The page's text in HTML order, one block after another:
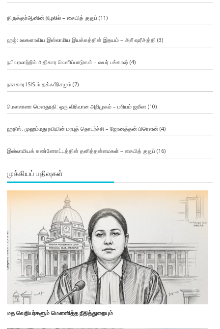
திருக்குர்ஆனின் நிழலில் – சையித் குதுப் (11)
ஹஜ்: உலகளாவிய இஸ்லாமிய இயக்கத்தின் இதயம் – அலீ ஷரீஅத்தி (3)
நபிவரலாற்றில் அதிகார வெளிப்பாடுகள் – ஸபர் பங்காஷ் (4)
நாசகார ISIS-ம் தக்ஃபீரிசமும்(7)
மௌலானா மௌதூதி: ஒரு விரிவான அறிமுகம் – மரியம் ஜமீலா (10)
ஹதீஸ்: முஹம்மது நபியின் மரபுத் தொடர்ச்சி – ஜோனத்தன் பிரௌன் (4)
இஸ்லாமியக் கண்ணோட்டத்தின் தனித்தன்மைகள் – சையித் குதுப் (16)
முக்கியப் பதிவுகள்
மத வெறியர்களும் மௌனித்த நீதித்துறையும்